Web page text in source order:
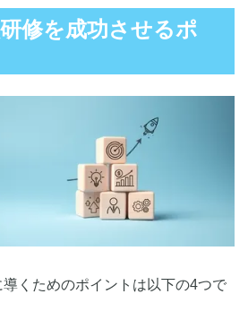
修を成功させるポ
くためのポイントは以下の4つで